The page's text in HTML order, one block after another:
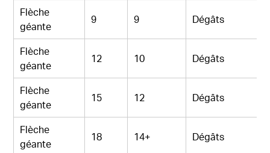
Flèche
géante
9 9 Dégâts
Flèche
géante
12 10 Dégâts
Flèche
géante
15 12 Dégâts
Flèche
géante
18 14+ Dégâts